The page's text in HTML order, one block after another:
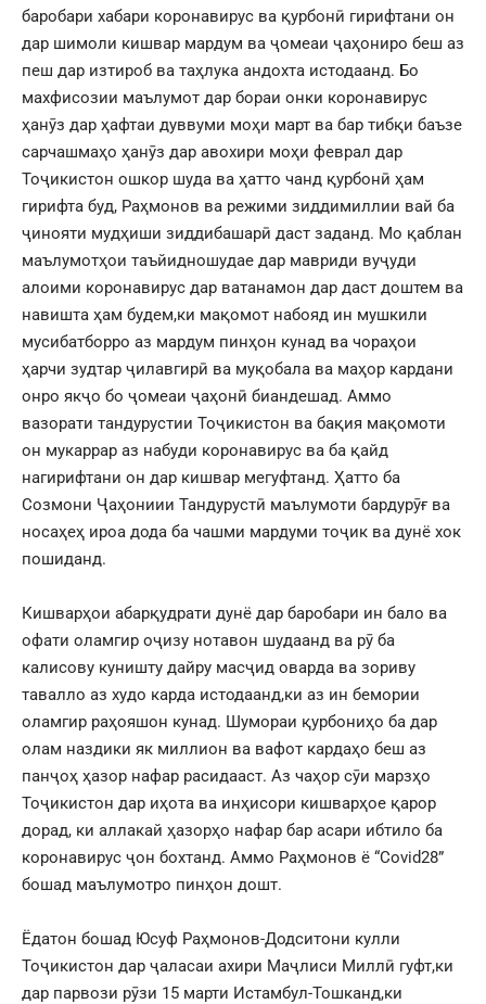
баробари хабари коронавирус ва қурбонӣ гирифтани он
дар шимоли кишвар мардум ва ҷомеаи ҷаҳониро беш аз
пеш дар изтироб ва таҳлука андохта истодаанд. Бо
махфисозии маълумот дар бораи онки коронавирус
ҳанӯз дар ҳафтаи дуввуми моҳи март ва бар тибқи баъзе
сарчашмаҳо ҳанӯз дар авохири моҳи феврал дар
Тоҷикистон ошкор шуда ва ҳатто чанд қурбонӣ ҳам
гирифта буд, Раҳмонов ва режими зиддимиллии вай ба
ҷинояти мудҳиши зиддибашарӣ даст заданд. Мо қаблан
маълумотҳои таъйидношудае дар мавриди вуҷуди
алоими коронавирус дар ватанамон дар даст доштем ва
навишта ҳам будем,ки мақомот набояд ин мушкили
мусибатборро аз мардум пинҳон кунад ва чораҳои
ҳарчи зудтар ҷилавгирӣ ва муқобала ва маҳор кардани
онро якҷо бо ҷомеаи ҷаҳонӣ биандешад. Аммо
вазорати тандурустии Тоҷикистон ва бақия мақомоти
он мукаррар аз набуди коронавирус ва ба қайд
нагирифтани он дар кишвар мегуфтанд. Ҳатто ба
Созмони Ҷаҳониии Тандурустӣ маълумоти бардурӯғ ва
носаҳеҳ ироа дода ба чашми мардуми тоҷик ва дунё хок
пошиданд.
Кишварҳои абарқудрати дунё дар баробари ин бало ва
офати оламгир оҷизу нотавон шудаанд ва рӯ ба
калисову куништу дайру масҷид оварда ва зориву
тавалло аз худо карда истодаанд,ки аз ин бемории
оламгир раҳояшон кунад. Шумораи қурбониҳо ба дар
олам наздики як миллион ва вафот кардаҳо беш аз
панҷоҳ ҳазор нафар расидааст. Аз чаҳор сӯи марзҳо
Тоҷикистон дар иҳота ва инҳисори кишварҳое қарор
дорад, ки аллакай ҳазорҳо нафар бар асари ибтило ба
коронавирус ҷон бохтанд. Аммо Раҳмонов ё “Covid28”
бошад маълумотро пинҳон дошт.
Ёдатон бошад Юсуф Раҳмонов-Додситони кулли
Тоҷикистон дар ҷаласаи ахири Маҷлиси Миллӣ гуфт,ки
дар парвози рӯзи 15 марти Истамбул-Тошканд,ки